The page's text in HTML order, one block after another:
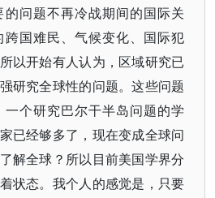
问题不再冷战期间的国际关
国难民、气候变化、国际犯
以开始有人认为，区域研究已
研究全球性的问题。这些问题
个研究巴尔干半岛问题的学
已经够多了，现在变成全球问
解全球？所以目前美国学界分
状态。我个人的感觉是，只要